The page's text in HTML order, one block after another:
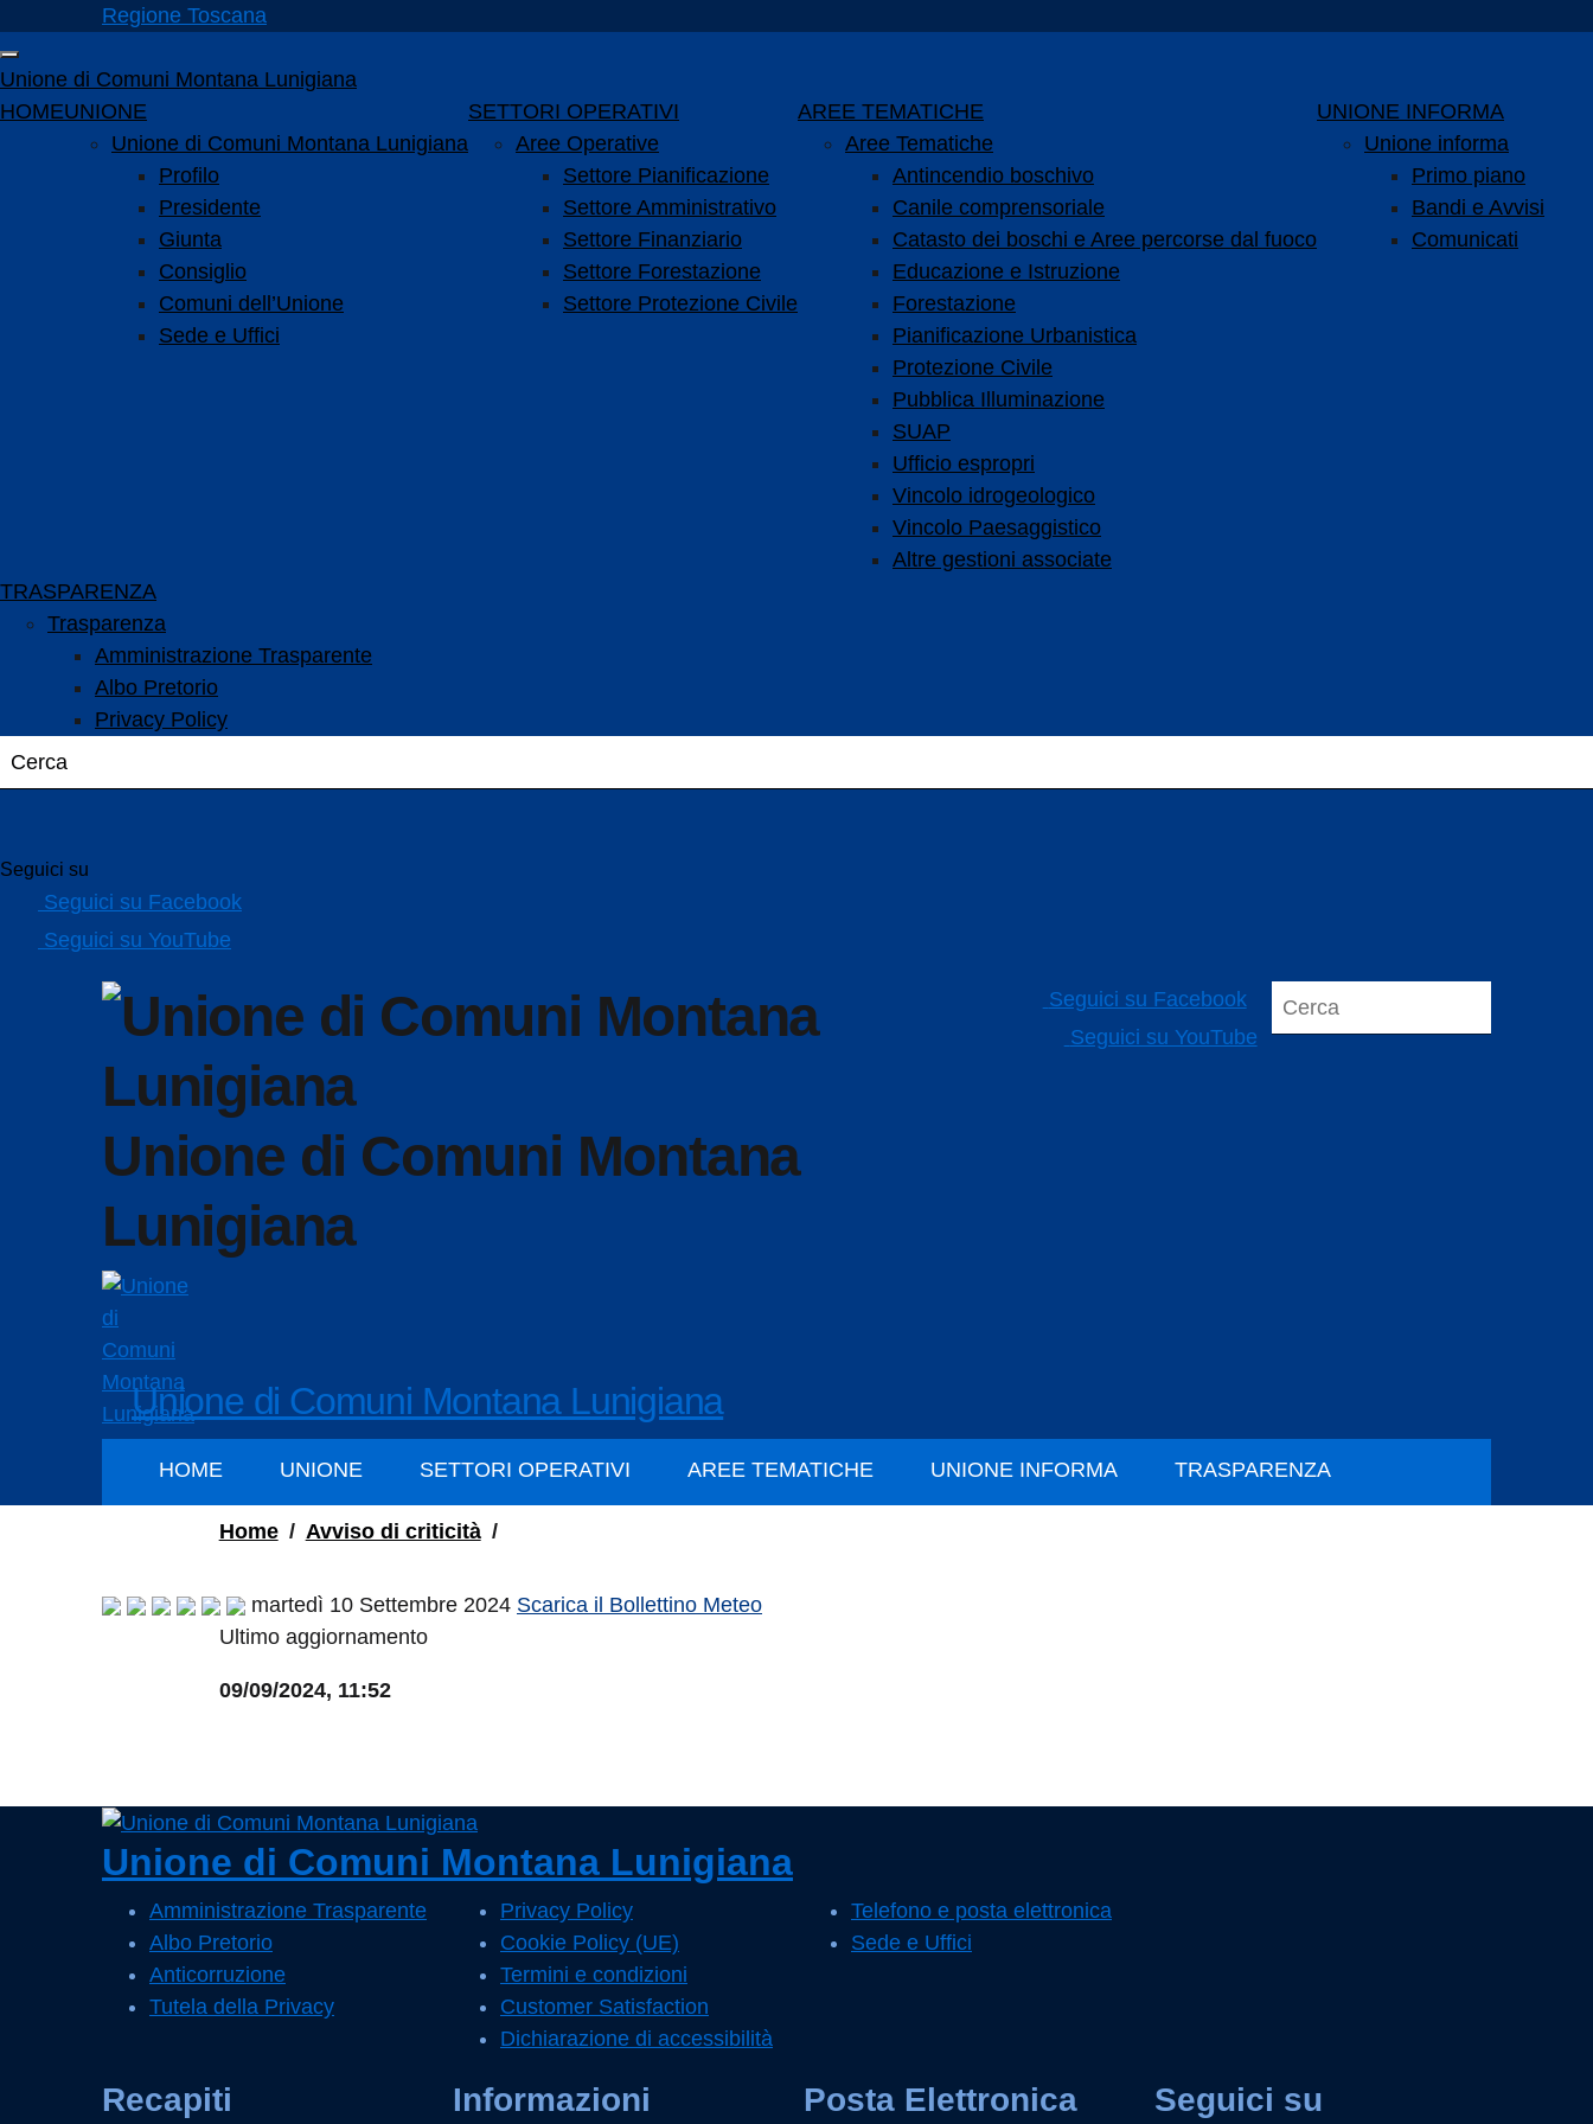
Vai ai contenuti
Vai al footer
Regione Toscana
Attiva / disattiva la navigazione
Unione di Comuni Montana Lunigiana
Menu principale
HOMEUNIONE
Unione di Comuni Montana Lunigiana
Profilo
Presidente
Giunta
Consiglio
Comuni dell’Unione
Sede e Uffici
SETTORI OPERATIVI
Aree Operative
Settore Pianificazione
Settore Amministrativo
Settore Finanziario
Settore Forestazione
Settore Protezione Civile
AREE TEMATICHE
Aree Tematiche
Antincendio boschivo
Canile comprensoriale
Catasto dei boschi e Aree percorse dal fuoco
Educazione e Istruzione
Forestazione
Pianificazione Urbanistica
Protezione Civile
Pubblica Illuminazione
SUAP
Ufficio espropri
Vincolo idrogeologico
Vincolo Paesaggistico
Altre gestioni associate
UNIONE INFORMA
Unione informa
Primo piano
Bandi e Avvisi
Comunicati
TRASPARENZA
Trasparenza
Amministrazione Trasparente
Albo Pretorio
Privacy Policy
Seguici su
Seguici su Facebook
Seguici su YouTube
Unione di Comuni Montana
Lunigiana
Unione di Comuni Montana Lunigiana
Seguici su Facebook
Seguici su YouTube
HOME UNIONE SETTORI OPERATIVI AREE TEMATICHE UNIONE INFORMA TRASPARENZA
Home / Avviso di criticità /
martedì 10 Settembre 2024 Scarica il Bollettino Meteo
Ultimo aggiornamento
09/09/2024, 11:52
Unione di Comuni Montana Lunigiana
Amministrazione Trasparente
Albo Pretorio
Anticorruzione
Tutela della Privacy
Privacy Policy
Cookie Policy (UE)
Termini e condizioni
Customer Satisfaction
Dichiarazione di accessibilità
Telefono e posta elettronica
Sede e Uffici
Recapiti Informazioni Posta Elettronica Seguici su